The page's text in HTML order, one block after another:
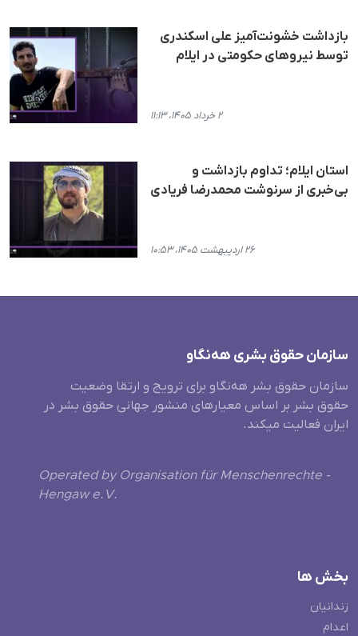
بازداشت خشونت‌آمیز علی اسکندری
توسط نیروهای حکومتی در ایلام
۲ خرداد ۱۴۰۵، ۱۱:۱۳
استان ایلام؛ تداوم بازداشت و
بی‌خبری از سرنوشت محمدرضا فریادی
۲۶ اردیبهشت ۱۴۰۵، ۱۰:۵۳
سازمان حقوق بشری هەنگاو
سازمان حقوق بشر هه‌نگاو برای ترویج و ارتقا وضعیت
حقوق بشر بر اساس معیارهای منشور جهانی حقوق بشر در
ایران فعالیت میکند.
Operated by Organisation für Menschenrechte -
Hengaw e.V.
بخش ها
زندانیان
اعدام